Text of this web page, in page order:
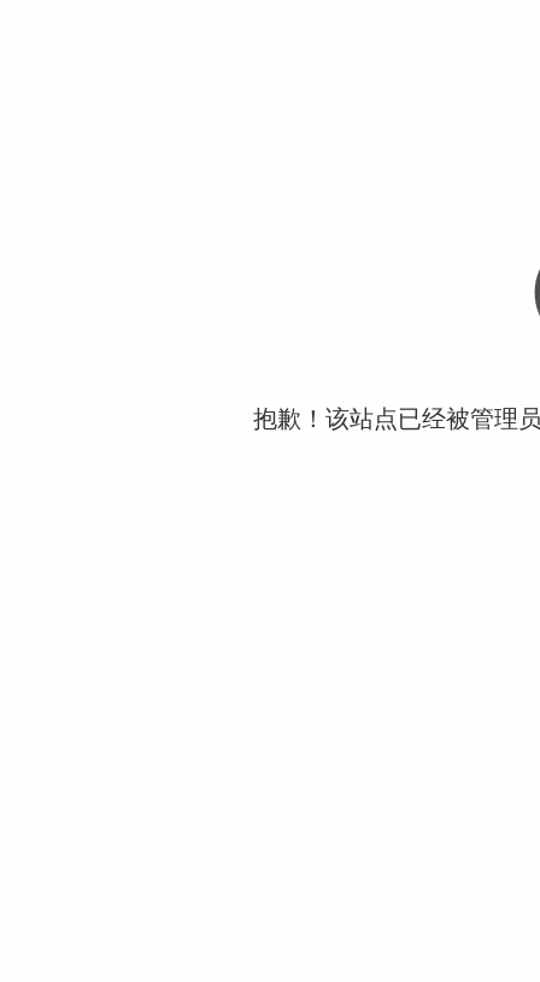
抱歉！该站点已经被管理